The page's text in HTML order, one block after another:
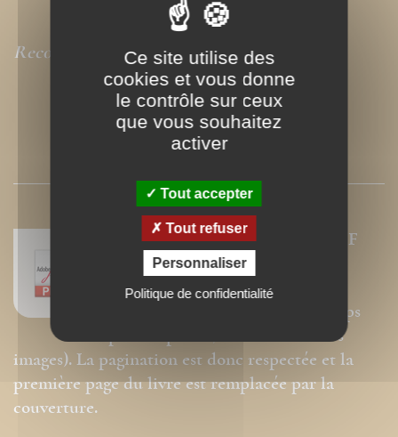
Recommandé par La Vie
PRESSE
Nos ebooks sont des versions PDF
homothétiques des livres de nos
catalogues. Ils ne sont donc pas
modifiables (changement de corps
pour la police, modification des
images). La pagination est donc respectée et la
première page du livre est remplacée par la
couverture.
Ce site utilise des
cookies et vous donne
le contrôle sur ceux
que vous souhaitez
activer
Tout accepter
Tout refuser
Personnaliser
Politique de confidentialité